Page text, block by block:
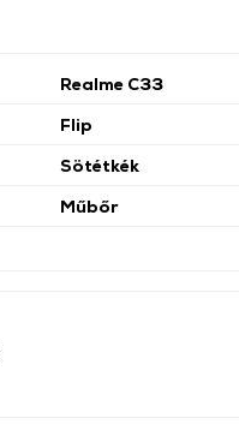
Realme C33
Flip
Sötétkék
Műbőr